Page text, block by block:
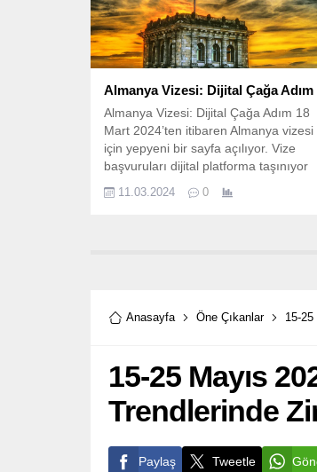
algoritmalar...
Almanya Vizesi: Dijital Çağa Adım
Almanya Vizesi: Dijital Çağa Adım 18
Mart 2024’ten itibaren Almanya vizesi
için yepyeni bir sayfa açılıyor. Vize
başvuruları dijital platforma taşınıyor
değişimle birlikte vize ücretinin de
11.03.2024 0
Anasayfa Öne Çıkanlar 15-
15-25 Mayıs
Trendlerinde
Paylaş Tweetle